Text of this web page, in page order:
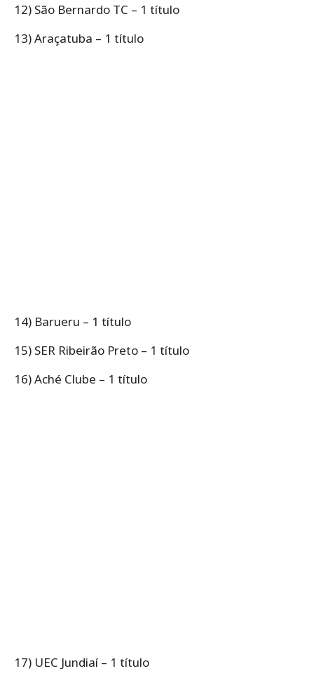
12) São Bernardo TC – 1 título
13) Araçatuba – 1 título
14) Barueru – 1 título
15) SER Ribeirão Preto – 1 título
16) Aché Clube – 1 título
17) UEC Jundiaí – 1 título